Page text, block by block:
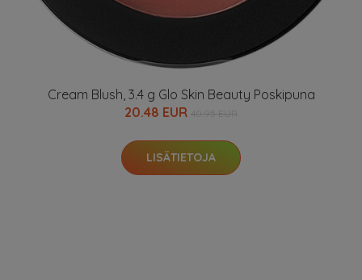
Cream Blush, 3.4 g Glo Skin Beauty Poskipuna
20.48 EUR
LISÄTIETOJA